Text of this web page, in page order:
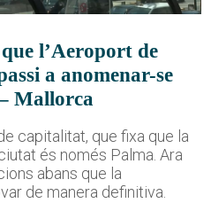
l’Aeroport de
a anomenar-se
Mallorca
capitalitat, que fixa que la
és només Palma. Ara
abans que la
de manera definitiva.